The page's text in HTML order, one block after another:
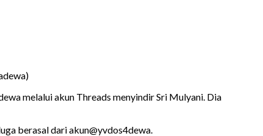
melalui akun Threads menyindir Sri Mulyani. Dia
berasal dari akun@yvdos4dewa.